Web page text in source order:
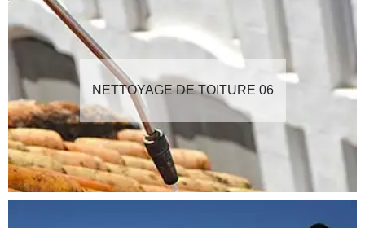
NETTOYAGE DE TOITURE 06